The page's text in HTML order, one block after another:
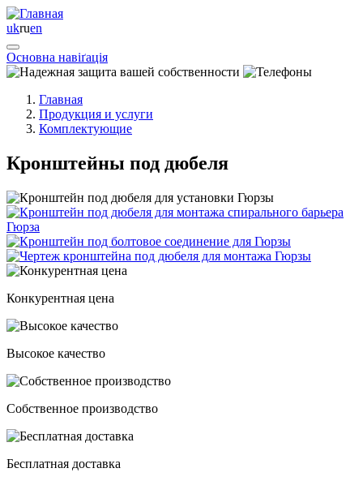
ukruen
Основна навіґація
Главная
Продукция и услуги
Комплектующие
Кронштейны под дюбеля
Конкурентная цена
Высокое качество
Собственное производство
Бесплатная доставка